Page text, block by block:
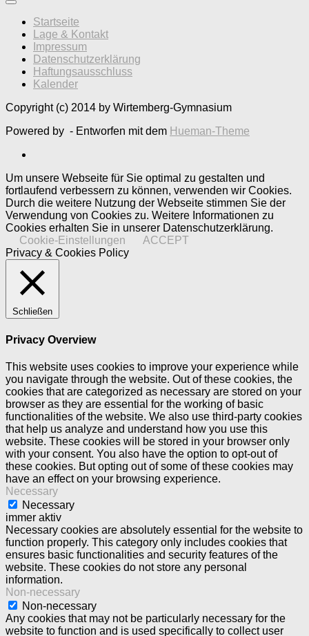
Startseite
Lage & Kontakt
Impressum
Datenschutzerklärung
Haftungsausschluss
Kalender
Copyright (c) 2014 by Wirtemberg-Gymnasium
Powered by - Entworfen mit dem Hueman-Theme
Um unsere Webseite für Sie optimal zu gestalten und
fortlaufend verbessern zu können, verwenden wir Cookies.
Durch die weitere Nutzung der Webseite stimmen Sie der
Verwendung von Cookies zu. Weitere Informationen zu
Cookies erhalten Sie in unserer Datenschutzerklärung.
Cookie-Einstellungen
ACCEPT
Privacy & Cookies Policy
Schließen
Privacy Overview
This website uses cookies to improve your experience while
you navigate through the website. Out of these cookies, the
cookies that are categorized as necessary are stored on your
browser as they are essential for the working of basic
functionalities of the website. We also use third-party cookies
that help us analyze and understand how you use this
website. These cookies will be stored in your browser only
with your consent. You also have the option to opt-out of
these cookies. But opting out of some of these cookies may
have an effect on your browsing experience.
Necessary
Necessary
immer aktiv
Necessary cookies are absolutely essential for the website to
function properly. This category only includes cookies that
ensures basic functionalities and security features of the
website. These cookies do not store any personal
information.
Non-necessary
Non-necessary
Any cookies that may not be particularly necessary for the
website to function and is used specifically to collect user